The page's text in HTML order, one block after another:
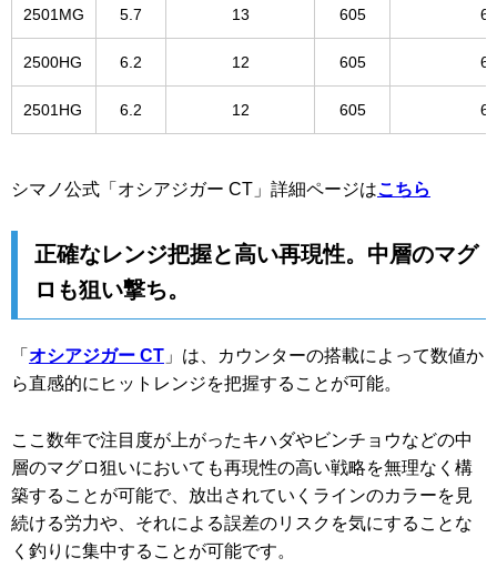
2501MG 5.7 13 605
2500HG 6.2 12 605
2501HG 6.2 12 605
シマノ公式「オシアジガー CT」詳細ページはこちら
正確なレンジ把握と高い再現性。中層のマグ
ロも狙い撃ち。
「 オシアジガー CT 」は、カウンターの搭載によって数値か
ら直感的にヒットレンジを把握することが可能。
ここ数年で注目度が上がったキハダやビンチョウなどの中
層のマグロ狙いにおいても再現性の高い戦略を無理なく構
築することが可能で、放出されていくラインのカラーを見
続ける労力や、それによる誤差のリスクを気にすることな
く釣りに集中することが可能です。